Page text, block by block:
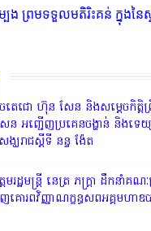
នុងនៃស្ថាបនា គោរពច្ប
តេជោ ហ៊ុន សែន និងសម្ដេចកិត្តិព្
អញ្ជើញប្រគេនចង្ហាន់ និងទេយ្យ
ឃរាជស្តីទី នន្ទ ង៉ែត
មរដ្ឋមន្ត្រី នេត្រ ភក្ត្រា ដឹកនាំ
គោរពវិញ្ញាណក្ខន្ធសពអគ្គមហ